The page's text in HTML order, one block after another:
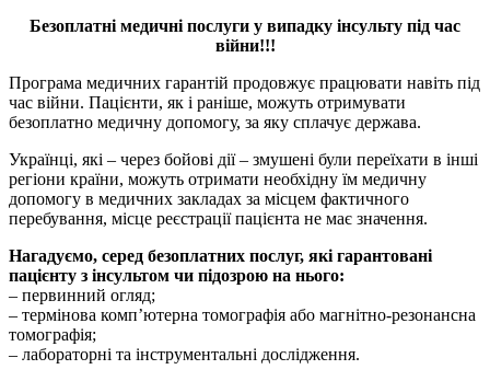
Безоплатні медичні послуги у випадку інсульту під час
війни!!!
Програма медичних гарантій продовжує працювати навіть під
час війни. Пацієнти, як і раніше, можуть отримувати
безоплатно медичну допомогу, за яку сплачує держава.
Українці, які – через бойові дії – змушені були переїхати в інші
регіони країни, можуть отримати необхідну їм медичну
допомогу в медичних закладах за місцем фактичного
перебування, місце реєстрації пацієнта не має значення.
Нагадуємо, серед безоплатних послуг, які гарантовані
пацієнту з інсультом чи підозрою на нього:
– первинний огляд;
– термінова комп’ютерна томографія або магнітно-резонансна
томографія;
– лабораторні та інструментальні дослідження.